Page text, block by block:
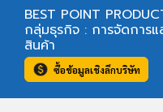
BEST POINT
กลุ่มธุรกิจ : การจัดการ
สินค้า
ซื้อข้อมูลเชิงลึกบริษัท